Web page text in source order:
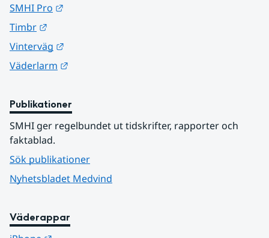
SMHI Pro
Timbr
Vinterväg
Väderlarm
Publikationer
SMHI ger regelbundet ut tidskrifter, rapporter och
faktablad.
Sök publikationer
Nyhetsbladet Medvind
Väderappar